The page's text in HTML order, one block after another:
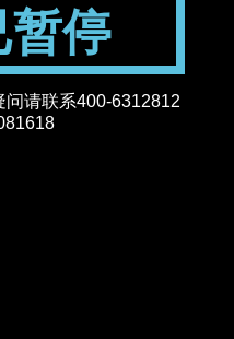
暂停
请联系400-6312812